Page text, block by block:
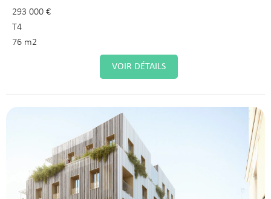
293 000 €
T4
76 m2
VOIR DÉTAILS